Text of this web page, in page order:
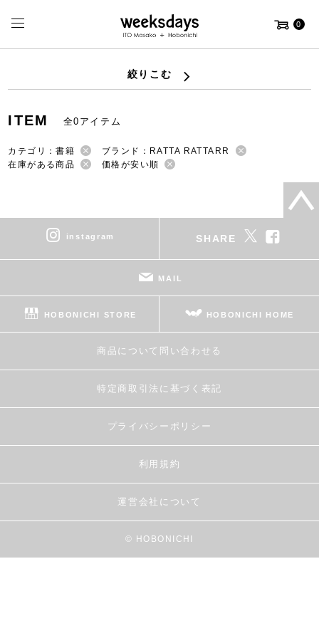
0
絞りこむ
ITEM 全0アイテム
カテゴリ：書籍
ブランド：RATTA RATTARR
在庫がある商品
価格が安い順
instagram SHARE
MAIL
HOBONICHI STORE HOBONICHI HOME
商品について問い合わせる
特定商取引法に基づく表記
プライバシーポリシー
利用規約
運営会社について
© HOBONICHI